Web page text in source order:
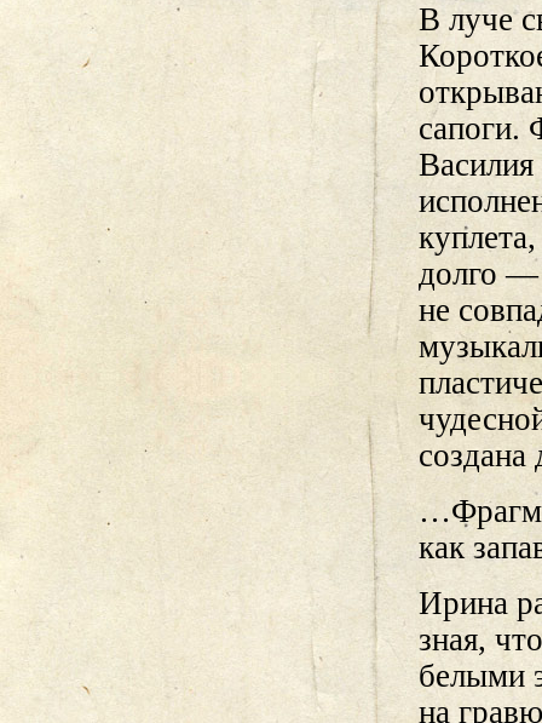
В луче
сапоги.
долго —
не
создана
как
Ирина
зная,
белыми
на